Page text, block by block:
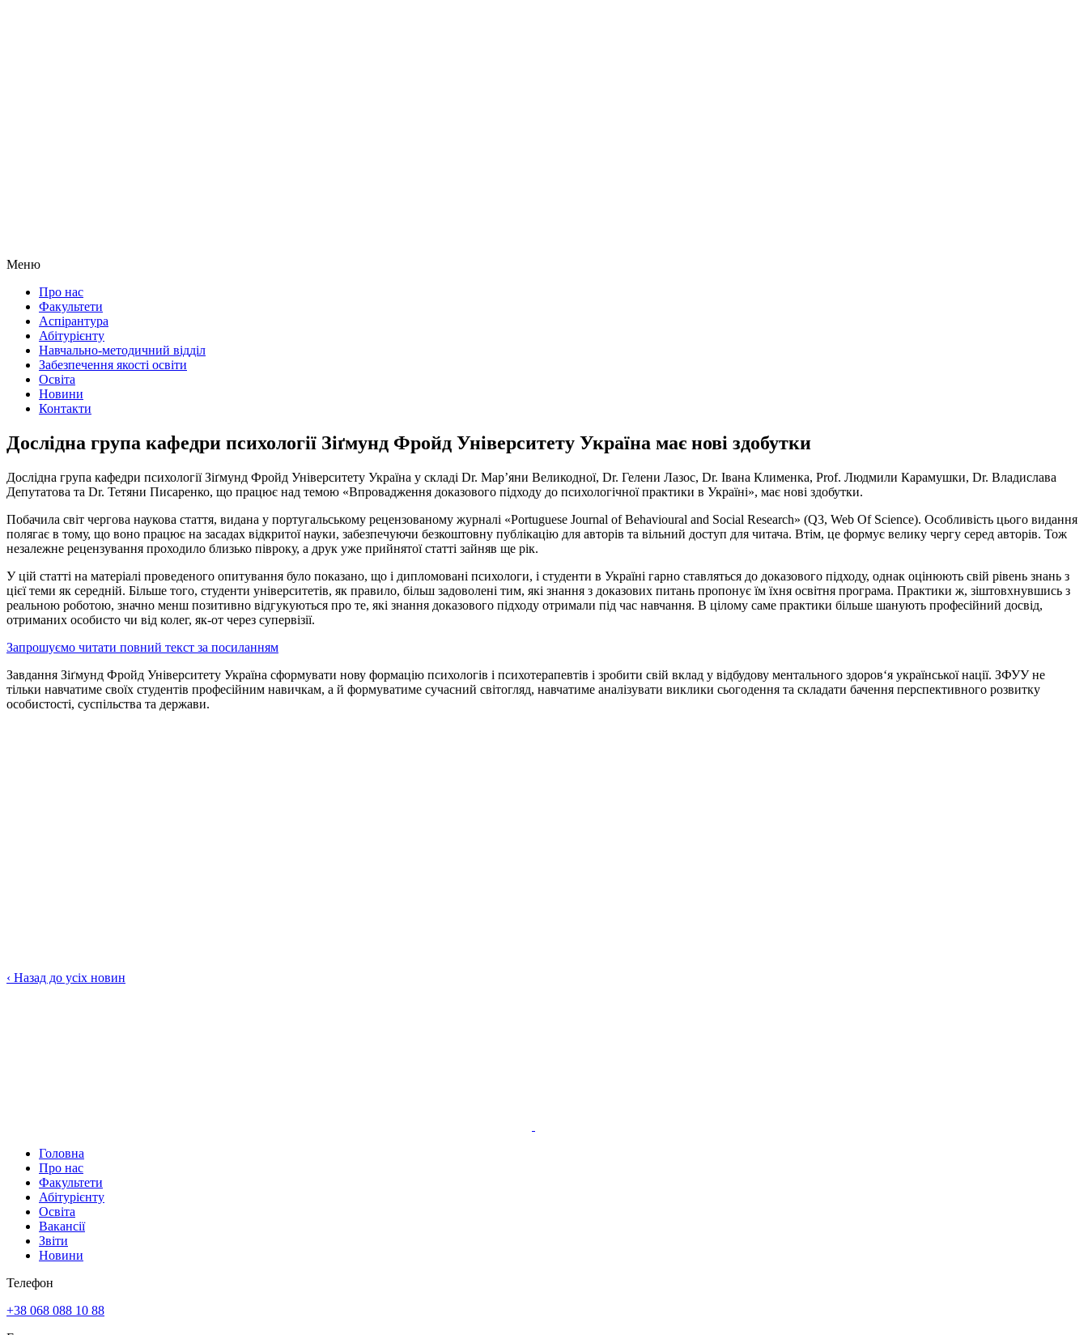
Меню
Про нас
Факультети
Аспірантура
Абітурієнту
Навчально-методичний відділ
Забезпечення якості освіти
Освіта
Новини
Контакти
Дослідна група кафедри психології Зіґмунд Фройд Університету Україна має нові здобутки
Дослідна група кафедри психології Зіґмунд Фройд Університету Україна у складі Dr. Марʼяни Великодної, Dr. Гелени Лазос, Dr. Івана Клименка, Prof. Людмили Карамушки, Dr. Владислава
Депутатова та Dr. Тетяни Писаренко, що працює над темою «Впровадження доказового підходу до психологічної практики в Україні», має нові здобутки.
Побачила світ чергова наукова стаття, видана у португальському рецензованому журналі «Portuguese Journal of Behavioural and Social Research» (Q3, Web Of Science). Особливість цього видання
полягає в тому, що воно працює на засадах відкритої науки, забезпечуючи безкоштовну публікацію для авторів та вільний доступ для читача. Втім, це формує велику чергу серед авторів. Тож
незалежне рецензування проходило близько півроку, а друк уже прийнятої статті зайняв ще рік.
У цій статті на матеріалі проведеного опитування було показано, що і дипломовані психологи, і студенти в Україні гарно ставляться до доказового підходу, однак оцінюють свій рівень знань з
цієї теми як середній. Більше того, студенти університетів, як правило, більш задоволені тим, які знання з доказових питань пропонує їм їхня освітня програма. Практики ж, зіштовхнувшись з
реальною роботою, значно менш позитивно відгукуються про те, які знання доказового підходу отримали під час навчання. В цілому саме практики більше шанують професійний досвід,
отриманих особисто чи від колег, як-от через супервізії.
Запрошуємо читати повний текст за посиланням
Завдання Зіґмунд Фройд Університету Україна сформувати нову формацію психологів і психотерапевтів і зробити свій вклад у відбудову ментального здоров‘я української нації. ЗФУУ не
тільки навчатиме своїх студентів професійним навичкам, а й формуватиме сучасний світогляд, навчатиме аналізувати виклики сьогодення та складати бачення перспективного розвитку
особистості, суспільства та держави.
‹ Назад до усіх новин
Головна
Про нас
Факультети
Абітурієнту
Освіта
Вакансії
Звіти
Новини
Телефон
+38 068 088 10 88